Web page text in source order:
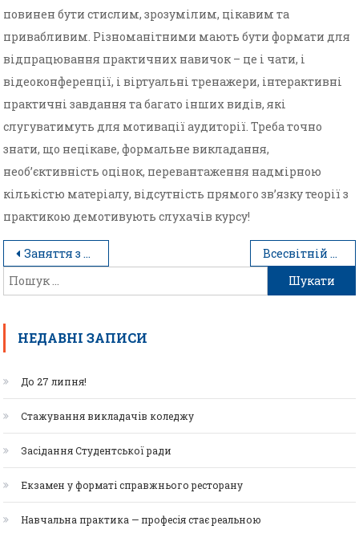
повинен бути стислим, зрозумілим, цікавим та
привабливим. Різноманітними мають бути формати для
відпрацювання практичних навичок – це і чати, і
відеоконференції, і віртуальні тренажери, інтерактивні
практичні завдання та багато інших видів, які
слугуватимуть для мотивації аудиторії. Треба точно
знати, що нецікаве, формальне викладання,
необ’єктивність оцінок, перевантаження надмірною
кількістю матеріалу, відсутність прямого зв’язку теорії з
практикою демотивують слухачів курсу!
Заняття з серії “Методи та форми дистанційного навчання” для викладачів Всесвітній День туризму
НЕДАВНІ ЗАПИСИ
До 27 липня!
Стажування викладачів коледжу
Засідання Студентської ради
Екзамен у форматі справжнього ресторану
Навчальна практика — професія стає реальною